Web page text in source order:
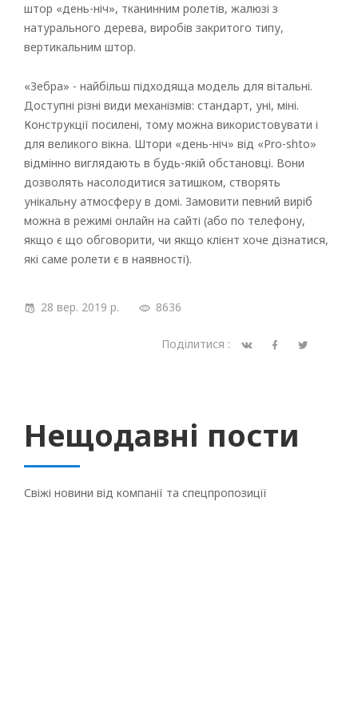
штор «день-ніч», тканинним ролетів, жалюзі з
натурального дерева, виробів закритого типу,
вертикальним штор.
«Зебра» - найбільш підходяща модель для вітальні.
Доступні різні види механізмів: стандарт, уні, міні.
Конструкції посилені, тому можна використовувати і
для великого вікна. Штори «день-ніч» від «Pro-shto»
відмінно виглядають в будь-якій обстановці. Вони
дозволять насолодитися затишком, створять
унікальну атмосферу в домі. Замовити певний виріб
можна в режимі онлайн на сайті (або по телефону,
якщо є що обговорити, чи якщо клієнт хоче дізнатися,
які саме ролети є в наявності).
28 вер. 2019 р. 8636
Поділитися :
Нещодавні пости
Свіжі новини від компанії та спецпропозиції